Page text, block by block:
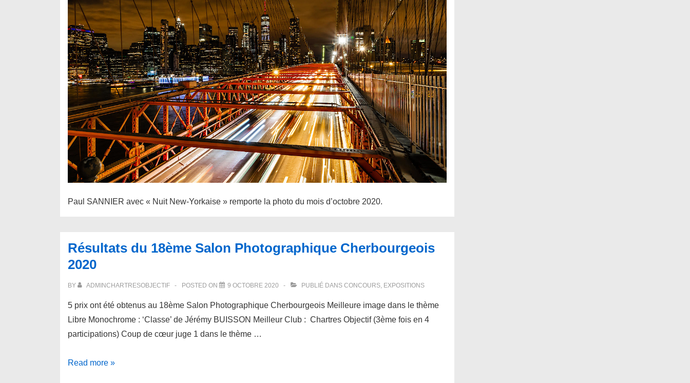
Paul SANNIER avec « Nuit New-Yorkaise » remporte la photo du mois d’octobre 2020.
Résultats du 18ème Salon Photographique Cherbourgeois
2020
BY ADMINCHARTRESOBJECTIF POSTED ON 9 OCTOBRE 2020 PUBLIÉ DANS CONCOURS, EXPOSITIONS
5 prix ont été obtenus au 18ème Salon Photographique Cherbourgeois Meilleure image dans le thème
Libre Monochrome : ‘Classe’ de Jérémy BUISSON Meilleur Club : Chartres Objectif (3ème fois en 4
participations) Coup de cœur juge 1 dans le thème …
Résultats
Read more »